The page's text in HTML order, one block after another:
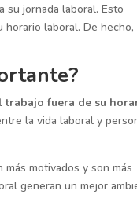
su jornada laboral. Esto
laboral. De hecho,
trabajo fuera de su
la vida laboral y
motivados y son más
generan un mejor